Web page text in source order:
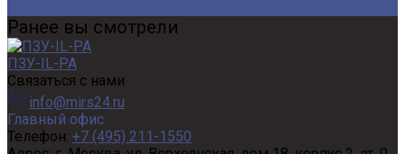
Ранее вы смотрели
ПЗУ-IL-PA
Связаться с нами
info@mirs24.ru
Главный офис
Телефон: +7 (495) 211-1550